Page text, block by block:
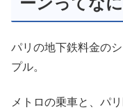
パリの地下鉄料金の
プル。
メトロの乗車と、パ